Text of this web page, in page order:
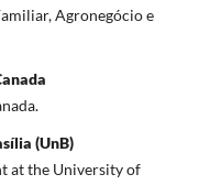
Agronegócio e
(UnB)
at the University of